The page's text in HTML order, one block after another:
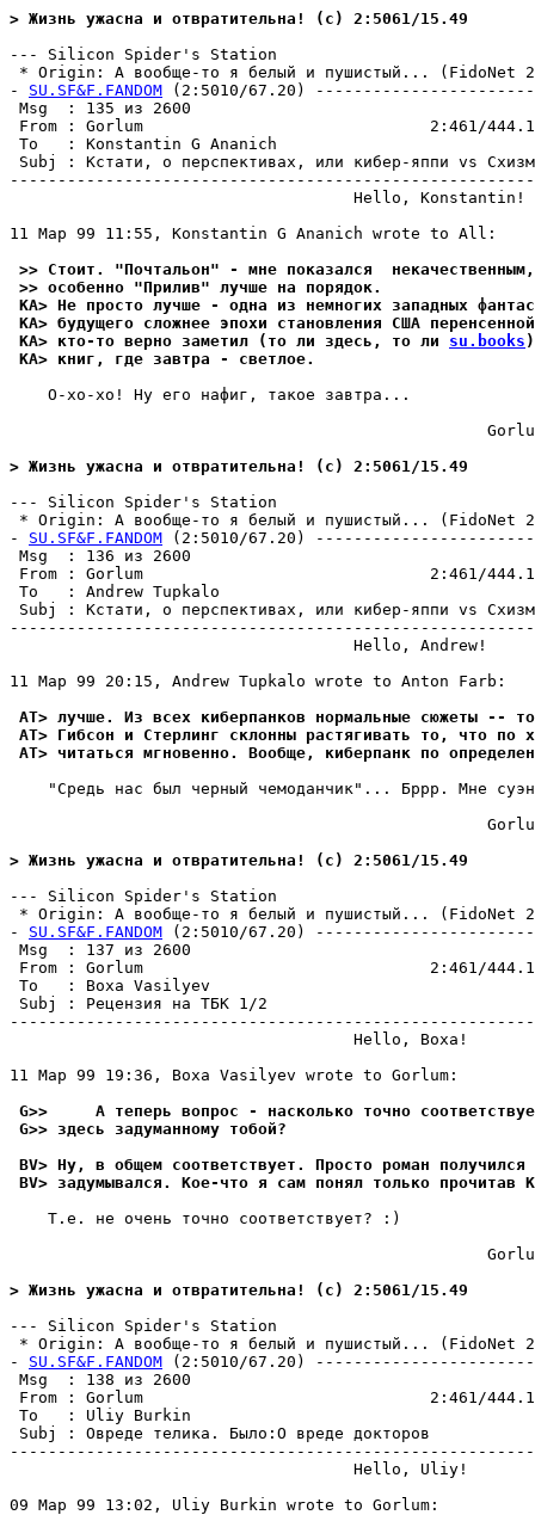
> Жизнь ужасна и отвратительна! (c) 2:5061/15.49
--- Silicon Spider's Station
* Origin: А вообще-то я белый и пушистый... (FidoNet
- SU.SF&F.FANDOM (2:5010/67.20)
Msg  : 135
From : Gorlum                              2:461/444.13
To   : Konstantin G Ananich
Subj : Кстати, о перспективах, или кибер-
                                    Hello, Konstantin!
11 Мар 99 11:55, Konstantin G Ananich wrote to All:
>> Стоит. "Почтальон" - мне показался
>> особенно "Прилив" лучше на порядок.
KA> Не просто лучше - одна из немногих западных
KA> будущего сложнее эпохи становления США
KA> кто-то верно заметил (то ли здесь, то ли su.books
KA> книг, где завтра - светлое.
    О-хо-хо! Ну его нафиг, такое завтра...
> Жизнь ужасна и отвратительна! (c) 2:5061/15.49
--- Silicon Spider's Station
* Origin: А вообще-то я белый и пушистый... (FidoNet
- SU.SF&F.FANDOM (2:5010/67.20)
Msg  : 136
From : Gorlum                              2:461/444.13
To   : Andrew Tupkalo
Subj : Кстати, о перспективах, или кибер-
                                    Hello, Andrew!
11 Мар 99 20:15, Andrew Tupkalo wrote to Anton Farb:
AT> лучше. Из всех киберпанков нормальные сюжеты --
AT> Гибсон и Стерлинг склонны pастягивать то, что по
AT> читаться мгновенно. Вообще, киберпанк по
"Средь нас был черный чемоданчик"... Бррр. Мне
> Жизнь ужасна и отвратительна! (c) 2:5061/15.49
--- Silicon Spider's Station
* Origin: А вообще-то я белый и пушистый... (FidoNet
- SU.SF&F.FANDOM (2:5010/67.20)
Msg  : 137
From : Gorlum                              2:461/444.13
To   : Boxa Vasilyev
Subj : Рецензия
                                    Hello, Boxa!
11 Мар 99 19:36, Boxa Vasilyev wrote to Gorlum:
G>>     А теперь вопрос - насколько точно
G>> здесь задуманному тобой?
BV> Ну, в общем соответствует. Просто роман
BV> задумывался. Кое-что я сам понял только прочитав
    Т.е. не очень точно соответствует? :)
> Жизнь ужасна и отвратительна! (c) 2:5061/15.49
--- Silicon Spider's Station
* Origin: А вообще-то я белый и пушистый... (FidoNet
- SU.SF&F.FANDOM (2:5010/67.20)
Msg  : 138
From : Gorlum                              2:461/444.13
To   : Uliy Burkin
Subj : Овреде телика. Было:О
                                    Hello, Uliy!
09 Мар 99 13:02, Uliy Burkin wrote to Gorlum: